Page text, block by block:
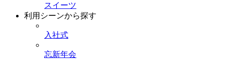
スイーツ
利用シーンから探す
入社式
忘新年会